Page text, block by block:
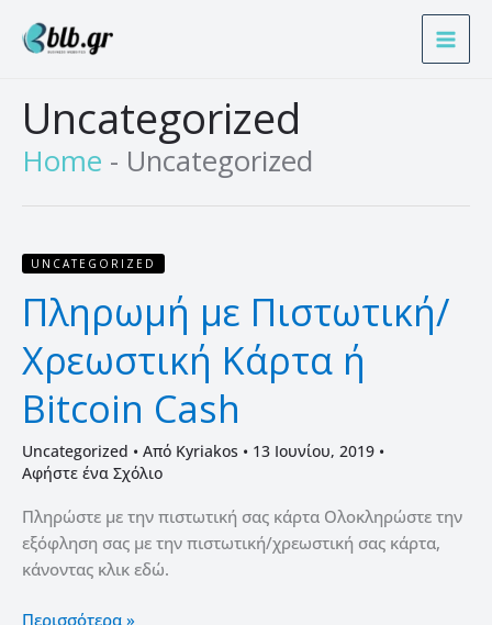
στο
Uncategorized
Home - Uncategorized
UNCATEGORIZED
Πληρωμή με Πιστωτική/
Χρεωστική Κάρτα ή
Bitcoin Cash
Uncategorized • Από Kyriakos • 13 Ιουνίου, 2019 •
Αφήστε ένα Σχόλιο
Πληρώστε με την πιστωτική σας κάρτα Ολοκληρώστε την
εξόφληση σας με την πιστωτική/χρεωστική σας κάρτα,
κάνοντας κλικ εδώ.
Πληρωμή
Πιστωτική/
Χρεωστική
Κάρτα
ή
Bitcoin
Cash
Περισσότερα »
ν
ή
η
η